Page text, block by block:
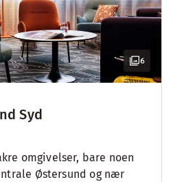
6
Syd
omgivelser, bare noen
Østersund og nær